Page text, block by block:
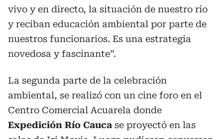
vivo y en directo, la situación de nuestro río
y reciban educación ambiental por parte de
nuestros funcionarios. Es una estrategia
novedosa y fascinante”.
La segunda parte de la celebración
ambiental, se realizó con un cine foro en el
Centro Comercial Acuarela donde
Expedición Río Cauca se proyectó en las